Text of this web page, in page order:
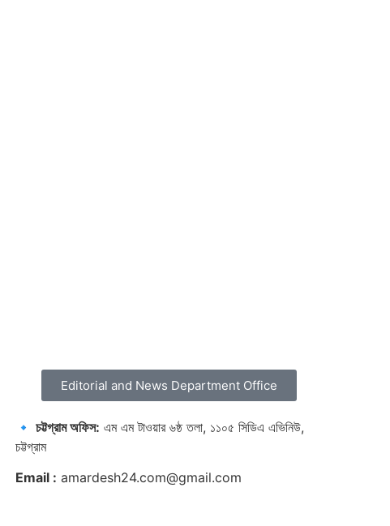
Editorial and News Department Office
🔹 চট্টগ্রাম অফিস: এম এম টাওয়ার ৬ষ্ঠ তলা, ১১০৫ সিডিএ এভিনিউ,
চট্টগ্রাম
Email : amardesh24.com@gmail.com